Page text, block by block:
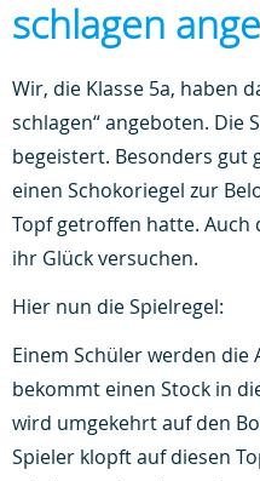
schlagen
Wir, die Klasse 5a, haben
schlagen“ angeboten. Die
begeistert. Besonders gut
einen Schokoriegel zur
Topf getroffen hatte.
ihr Glück versuchen.
Hier nun die Spielregel:
Einem Schüler werden die
bekommt einen Stock in
wird umgekehrt auf den
Spieler klopft auf diesen